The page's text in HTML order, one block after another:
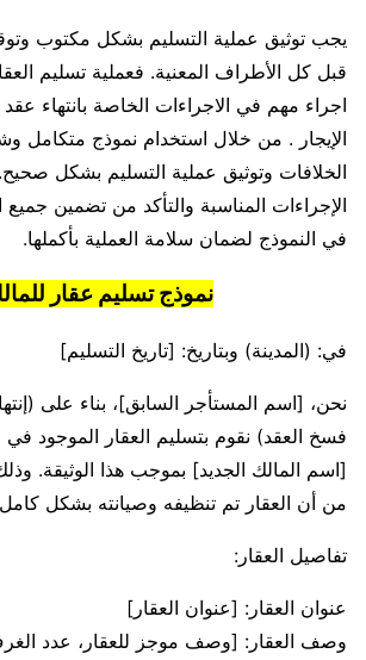
يجب توثيق عملية التسليم بشكل مكتوب
قبل كل الأطراف المعنية. فعملية تسليم
اجراء مهم في الاجراءات الخاصة بانتهاء عقد
الإيجار . من خلال استخدام نموذج متكامل
الخلافات وتوثيق عملية التسليم بشكل صحيح.
الإجراءات المناسبة والتأكد من تضمين جميع
في النموذج لضمان سلامة العملية بأكملها.
نموذج تسليم عقار
في: (المدينة) وبتاريخ: [تاريخ التسليم]
نحن، [اسم المستأجر السابق]، بناء على
فسخ العقد) نقوم بتسليم العقار الموجود في
[اسم المالك الجديد] بموجب هذا الوثيقة.
من أن العقار تم تنظيفه وصيانته بشكل
تفاصيل العقار:
عنوان العقار: [عنوان العقار]
وصف العقار: [وصف موجز للعقار، عدد